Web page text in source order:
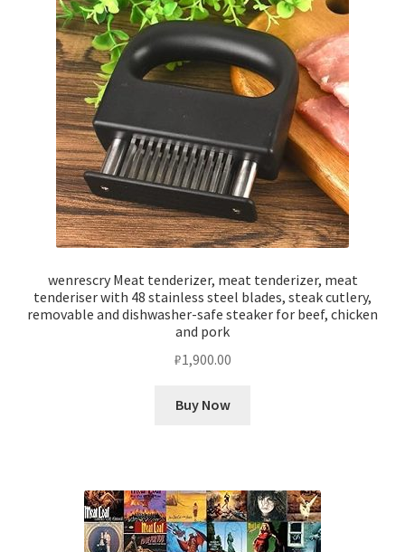
wenrescry Meat tenderizer, meat tenderizer, meat
tenderiser with 48 stainless steel blades, steak cutlery,
removable and dishwasher-safe steaker for beef, chicken
and pork
₽1,900.00
Buy Now